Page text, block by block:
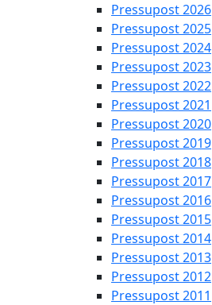
Pressupost 2026
Pressupost 2025
Pressupost 2024
Pressupost 2023
Pressupost 2022
Pressupost 2021
Pressupost 2020
Pressupost 2019
Pressupost 2018
Pressupost 2017
Pressupost 2016
Pressupost 2015
Pressupost 2014
Pressupost 2013
Pressupost 2012
Pressupost 2011